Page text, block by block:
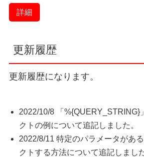
詳細
更新履歴
更新履歴になります。
2022/10/8 「%{QUERY_STRING}
クトの例について追記しました。
2022/8/11 特定のパラメータがあ
クトする方法について追記しました